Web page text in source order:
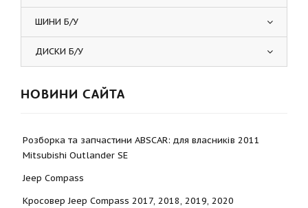
ШИНИ Б/У
ДИСКИ Б/У
НОВИНИ САЙТА
Розборка та запчастини ABSCAR: для власників 2011
Mitsubishi Outlander SE
Jeep Compass
Кросовер Jeep Compass 2017, 2018, 2019, 2020